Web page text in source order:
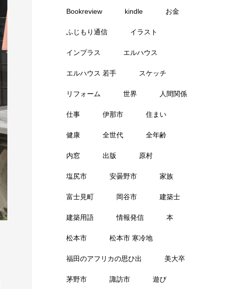
Bookreview kindle お金
ふじもり通信 イラスト
インプラス エルハウス
エルハウス 若手 スケッチ
リフォーム 世界 人間関係
仕事 伊那市 住まい
健康 全世代 全年齢
内窓 出版 原村
塩尻市 安曇野市 家族
富士見町 岡谷市 建築士
建築用語 情報発信 本
松本市 松本市 寒冷地
福田のアフリカの思ひ出 美大卒
茅野市 諏訪市 遊び